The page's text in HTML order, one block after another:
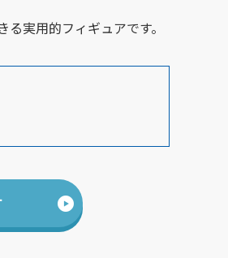
実用的フィギュアです。